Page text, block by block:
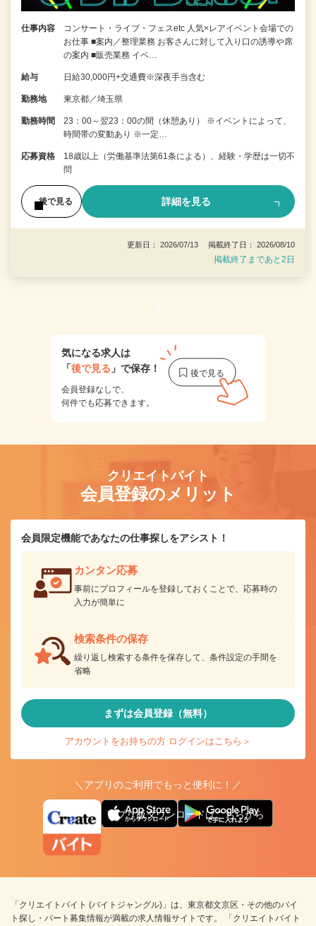
仕事内容
コンサート・ライブ・フェスetc 人気×レアイベント会場での
お仕事 ■案内／整理業務 お客さんに対して入り口の誘導や席
の案内 ■販売業務 イベ…
給与 日給30,000円+交通費※深夜手当含む
勤務地 東京都／埼玉県
勤務時間
23：00～翌23：00の間（休憩あり） ※イベントによって、
時間帯の変動あり ※一定…
応募資格
18歳以上（労働基準法第61条による）、経験・学歴は一切不
問
後で見る 詳細を見る
更新日： 2026/07/13 掲載終了日： 2026/08/10
掲載終了まであと2日
1
気になる求人は
「後で見る 」で保存！
会員登録なしで、
何件でも応募できます。
クリエイトバイト
会員登録のメリット
会員限定機能であなたの仕事探しをアシスト！
カンタン応募
事前にプロフィールを登録しておくことで、応募時の
入力が簡単に
検索条件の保存
繰り返し検索する条件を保存して、条件設定の手間を
省略
まずは会員登録（無料）
アカウントをお持ちの方 ログインはこちら＞
＼アプリのご利用でもっと便利に！／
アプリ版ダウンロードはこちらから
「クリエイトバイト (バイトジャングル)」は、東京都文京区・その他のバイ
ト探し・パート募集情報が満載の求人情報サイトです。 「クリエイトバイト